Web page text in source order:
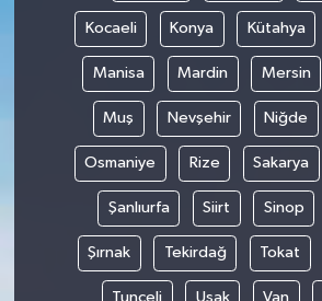
Kocaeli Konya Kütahya
Manisa Mardin Mersin
Muş Nevşehir Niğde
Osmaniye Rize Sakarya
Şanlıurfa Siirt Sinop
Şırnak Tekirdağ Tokat
Tunceli Uşak Van